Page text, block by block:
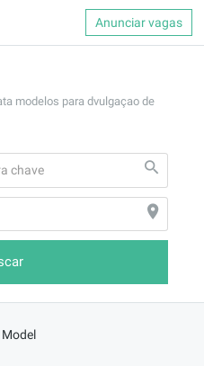
Anunciar vagas
modelos para dvulgaçao de